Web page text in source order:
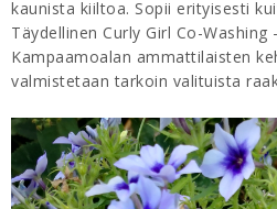
kaunista kiiltoa. Sopii erityisesti
Täydellinen Curly Girl Co-Washing
Kampaamoalan ammattilaisten
valmistetaan tarkoin valituista